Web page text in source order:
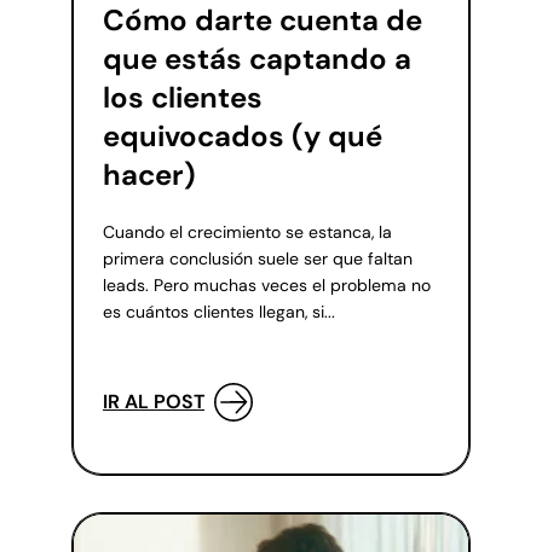
Cómo darte cuenta de
que estás captando a
los clientes
equivocados (y qué
hacer)
Cuando el crecimiento se estanca, la
primera conclusión suele ser que faltan
leads. Pero muchas veces el problema no
es cuántos clientes llegan, si...
IR AL POST